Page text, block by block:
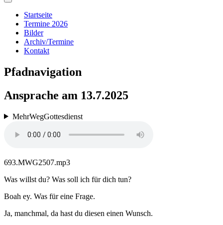
Startseite
Termine 2026
Bilder
Archiv/Termine
Kontakt
Pfadnavigation
Ansprache am 13.7.2025
MehrWegGottesdienst
693.MWG2507.mp3
Was willst du? Was soll ich für dich tun?
Boah ey. Was für eine Frage.
Ja, manchmal, da hast du diesen einen Wunsch.